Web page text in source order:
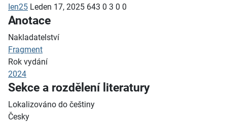
Ien25 Leden 17, 2025 643 0 3 0 0
Anotace
Nakladatelství
Fragment
Rok vydání
2024
Sekce a rozdělení literatury
Lokalizováno do češtiny
Česky